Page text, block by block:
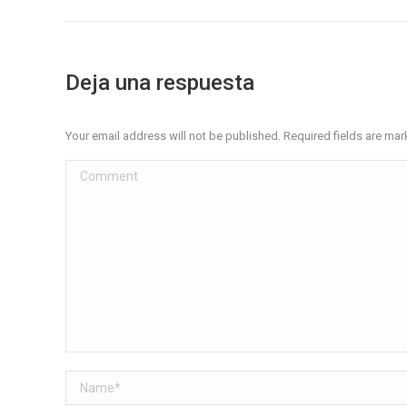
Deja una respuesta
Your email address will not be published. Required fields are
Comment
Name *